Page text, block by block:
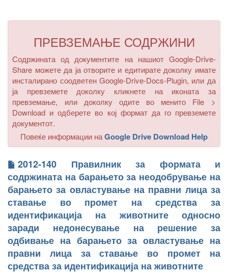
ПРЕВЗЕМАЊЕ СОДРЖИНИ
Содржината од документите на нашиот Google-Drive-
Share можете да ја отворите и едитирате доколку имате
инсталирано соодветен Google-Drive-Docs-Plugin, или да
ја превземете доколку кликнете на иконата за
превземање, или доколку одите во менито File >
Download и одберете во кој формат да го превземете
документот.
Повеќе информации наGoogle Drive Download Help
2012-140 Правилник за формата и
содржината на барањето за неодобрување на
барањето за овластување на правни лица за
ставање во промет на средства за
идентификација на животните односно
заради недонесување на решение за
одбивање на барањето за овластување на
правни лица за ставање во промет на
средства за идентификација на животните